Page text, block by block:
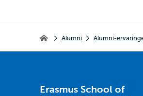
Erasmus School of History,
Alumni Alumni-
Erasmus School of